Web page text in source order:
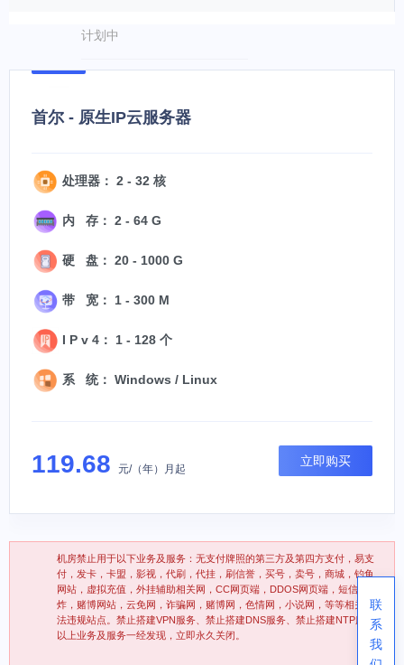
计划中
首尔 - 原生IP云服务器
处理器： 2 - 32 核
内 存： 2 - 64 G
硬 盘： 20 - 1000 G
带 宽： 1 - 300 M
I P v 4： 1 - 128 个
系 统： Windows / Linux
119.68 元/（年）月起
立即购买
机房禁止用于以下业务及服务：无支付牌照的第三方及第四方支付，易支
付，发卡，卡盟，影视，代刷，代挂，刷信誉，买号，卖号，商城，钓鱼
网站，虚拟充值，外挂辅助相关网，CC网页端，DDOS网页端，短信轰
炸，赌博网站，云免网，诈骗网，赌博网，色情网，小说网，等等相关违
法违规站点。禁止搭建VPN服务、禁止搭建DNS服务、禁止搭建NTP服务
以上业务及服务一经发现，立即永久关闭。
联
系
我